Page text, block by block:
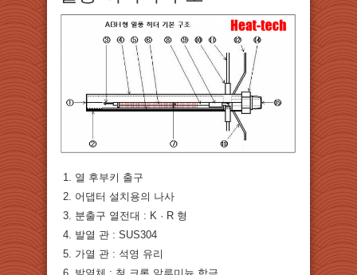
열 후부키 출구
어댑터 설치용의 나사
분출구 열전대 : K · R 형
발열 관 : SUS304
가열 관 : 석영 유리